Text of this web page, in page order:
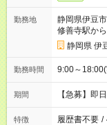
勤務地
静岡県伊豆市
修善寺駅か
静岡県 伊
勤務時間 9:00～
期間 【急募】即
特徴 履歴書不要 /